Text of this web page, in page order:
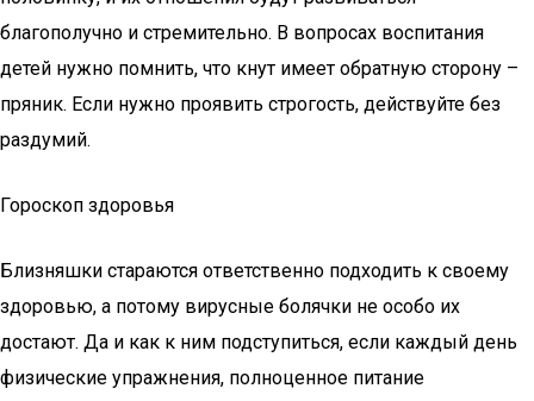
благополучно и стремительно. В вопросах воспитания
детей нужно помнить, что кнут имеет обратную сторону –
пряник. Если нужно проявить строгость, действуйте без
раздумий.
Гороскоп здоровья
Близняшки стараются ответственно подходить к своему
здоровью, а потому вирусные болячки не особо их
достают. Да и как к ним подступиться, если каждый день
физические упражнения, полноценное питание